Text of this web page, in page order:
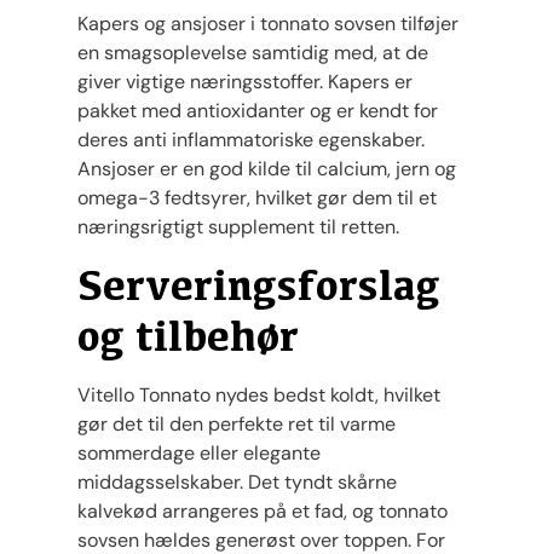
Kapers og ansjoser i tonnato sovsen tilføjer
en smagsoplevelse samtidig med, at de
giver vigtige næringsstoffer. Kapers er
pakket med antioxidanter og er kendt for
deres anti inflammatoriske egenskaber.
Ansjoser er en god kilde til calcium, jern og
omega-3 fedtsyrer, hvilket gør dem til et
næringsrigtigt supplement til retten.
Serveringsforslag
og tilbehør
Vitello Tonnato nydes bedst koldt, hvilket
gør det til den perfekte ret til varme
sommerdage eller elegante
middagsselskaber. Det tyndt skårne
kalvekød arrangeres på et fad, og tonnato
sovsen hældes generøst over toppen. For